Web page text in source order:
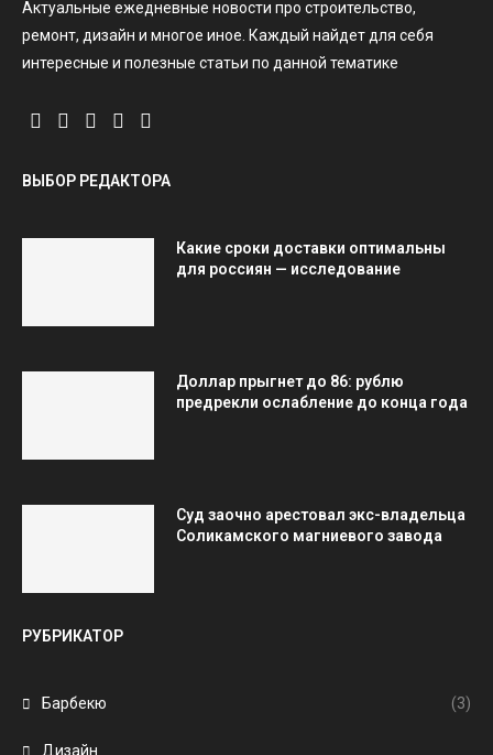
Актуальные ежедневные новости про строительство,
ремонт, дизайн и многое иное. Каждый найдет для себя
интересные и полезные статьи по данной тематике
ВЫБОР РЕДАКТОРА
Какие сроки доставки оптимальны
для россиян — исследование
Доллар прыгнет до 86: рублю
предрекли ослабление до конца года
Суд заочно арестовал экс-владельца
Соликамского магниевого завода
РУБРИКАТОР
Барбекю (3)
Дизайн